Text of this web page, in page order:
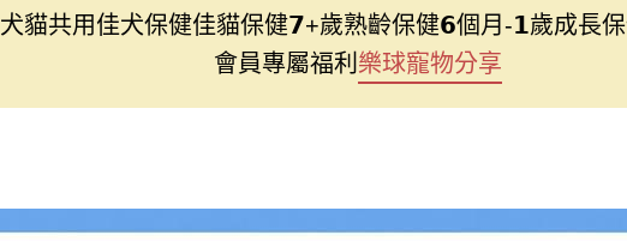
犬貓共用佳犬保健佳貓保健𝟳+歲熟齡保健𝟲個月-𝟭歲成長
會員專屬福利 樂球寵物分享